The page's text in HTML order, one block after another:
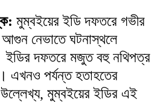
: মুম্বইয়ের ইডি দফতরে গভীর
নেভাতে ঘটনাস্থলে
ইডির দফতরে মজুত বহু নথিপত্র
এখনও পর্যন্ত হতাহতের
মুম্বইয়ের ইডির এই